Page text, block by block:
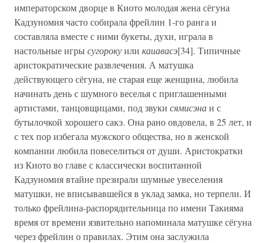
императорском дворце в Киото молодая жена сёгуна
Кадзуномия часто собирала фрейлин 1-го ранга и
составляла вместе с ними букеты, духи, играла в
настольные игрысугорокуили каиавасэ[34]. Типичные
аристократические развлечения. А матушка
действующего сёгуна, не старая еще женщина, любила
начинать день с шумного веселья с приглашенными
артистами, танцовщицами, под звуки сямисэнаи с
бутылочкой хорошего сакэ. Она рано овдовела, в 25 лет, и
с тех пор избегала мужского общества, но в женской
компании любила повеселиться от души. Аристократки
из Киото во главе с классически воспитанной
Кадзуномия втайне презирали шумные увеселения
матушки, не вписывавшейся в уклад замка, но терпели. И
только фрейлина-распорядительница по имени Такияма
время от времени язвительно напоминала матушке сёгуна
через фрейлин о правилах. Этим она заслужила